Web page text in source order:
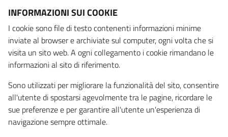
INFORMAZIONI SUI COOKIE
I cookie sono file di testo contenenti informazioni minime
inviate al browser e archiviate sul computer, ogni volta che si
visita un sito web. A ogni collegamento i cookie rimandano le
informazioni al sito di riferimento.
Sono utilizzati per migliorare la funzionalità del sito, consentire
all'utente di spostarsi agevolmente tra le pagine, ricordare le
sue preferenze e per garantire all'utente un'esperienza di
navigazione sempre ottimale.